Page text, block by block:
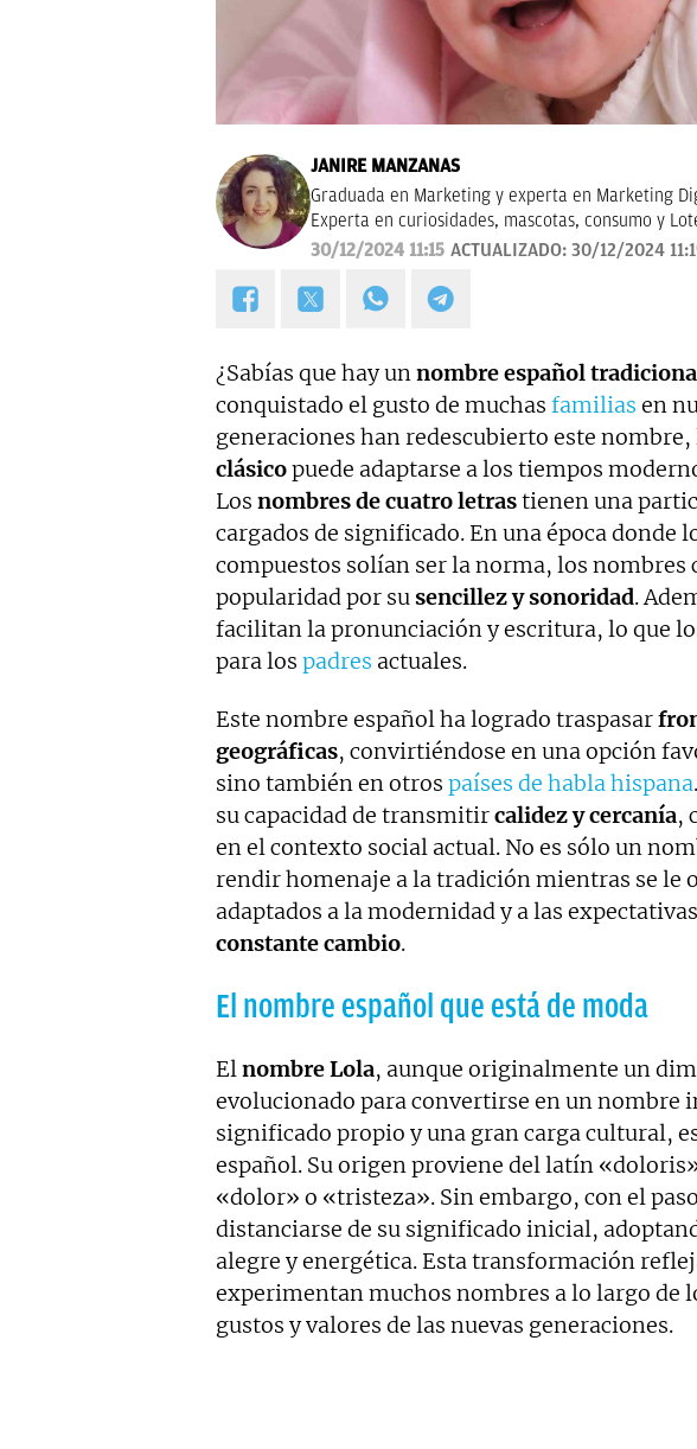
JANIRE MANZANAS
Graduada en Marketing y experta en Marketing
Experta en curiosidades, mascotas, consumo y
30/12/2024 11:15 ACTUALIZADO: 30/12/2024
¿Sabías que hay unnombre español
conquistado el gusto de muchas familias en
generaciones han redescubierto este
clásicopuede adaptarse a los tiempos
Los nombres de cuatro letrastienen una
cargados de significado. En una época donde
compuestos solían ser la norma, los nombres
popularidad por susencillez y sonoridad.
facilitan la pronunciación y escritura, lo que
para los padres actuales.
Este nombre español ha logrado traspasar
geográficas, convirtiéndose en una opción
sino también en otros países de habla hispana
su capacidad de transmitircalidez y cercanía,
en el contexto social actual. No es sólo un
rendir homenaje a la tradición mientras se le
adaptados a la modernidad y a las
constante cambio.
El nombre español que está de moda
Elnombre Lola, aunque originalmente un
evolucionado para convertirse en un nombre
significado propio y una gran carga cultural,
español. Su origen proviene del latín
«dolor» o «tristeza». Sin embargo, con el
distanciarse de su significado inicial,
alegre y energética. Esta transformación
experimentan muchos nombres a lo largo de
gustos y valores de las nuevas generaciones.